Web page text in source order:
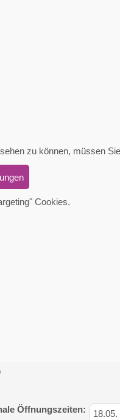
zu können, müssen
Cookies.
Öffnungszeiten: 18.05.